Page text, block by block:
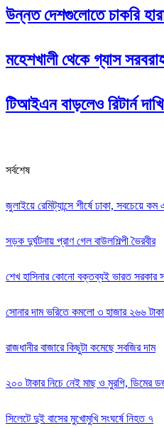
উন্নত দেশগুলোতে চাকরি
মহেশখালী থেকে গ্যাস
টিআইএন বাড়লেও রিটার্ন
সর্বশেষ
জুলাইয়ে রেমিট্যান্সে শীর্ষে ঢাকা, সবচেয়ে
সড়ক দুর্ঘটনায় প্রাণ গেল বাউলশিল্পী ভৈরবীর
‌শেখ হাসিনার কোনো বক্তব্যই ভারত সরকার
সোনার দাম ভরিতে কমলো ৩ হাজার ২৬৬ টাকা
রাজধানীর বাজারে কিছুটা কমেছে সবজির দাম
২০০ টাকার নিচে নেই মাছ ও মুরগি, ডিমের
সিলেটে দুই বাসের মুখোমুখি সংঘর্ষে নিহত ৭